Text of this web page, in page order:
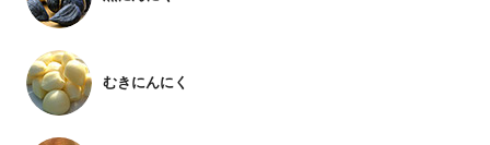
むきにんにく